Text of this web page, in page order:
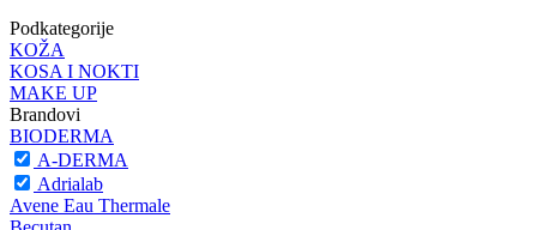
Podkategorije
KOŽA
KOSA I NOKTI
MAKE UP
Brandovi
BIODERMA
A-DERMA
Adrialab
Avene Eau Thermale